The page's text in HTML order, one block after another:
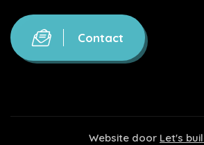
Contact
Website door Let's